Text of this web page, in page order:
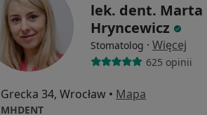
lek. dent. Marta
Hryncewicz
Stomatolog · Więcej
625 opinii
Grecka 34, Wrocław • Mapa
MHDENT